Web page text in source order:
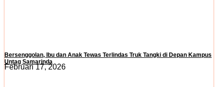
Bersenggolan, Ibu dan Anak Tewas Terlindas Truk Tangki di Depan Kampus
Untag Samarinda
Februari 17, 2026